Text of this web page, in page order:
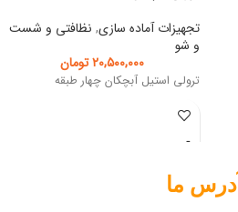
تجهیزات آماده سازی, نظافتی و شست
و شو
۲۰,۵۰۰,۰۰۰تومان
ترولی استیل آبچکان چهار طبقه
آدرس ما